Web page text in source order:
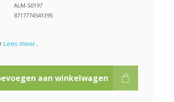
ALM-S0197
8717774541395
Lees meer..
aan winkelwagen